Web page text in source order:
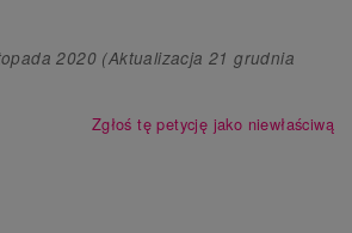
2020 (Aktualizacja21 grudnia
Zgłoś tę petycję jako niewłaściwą